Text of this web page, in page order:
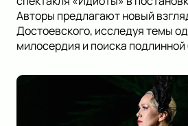
Авторы предлагают новый
Достоевского, исследуя темы
милосердия и поиска подлинной